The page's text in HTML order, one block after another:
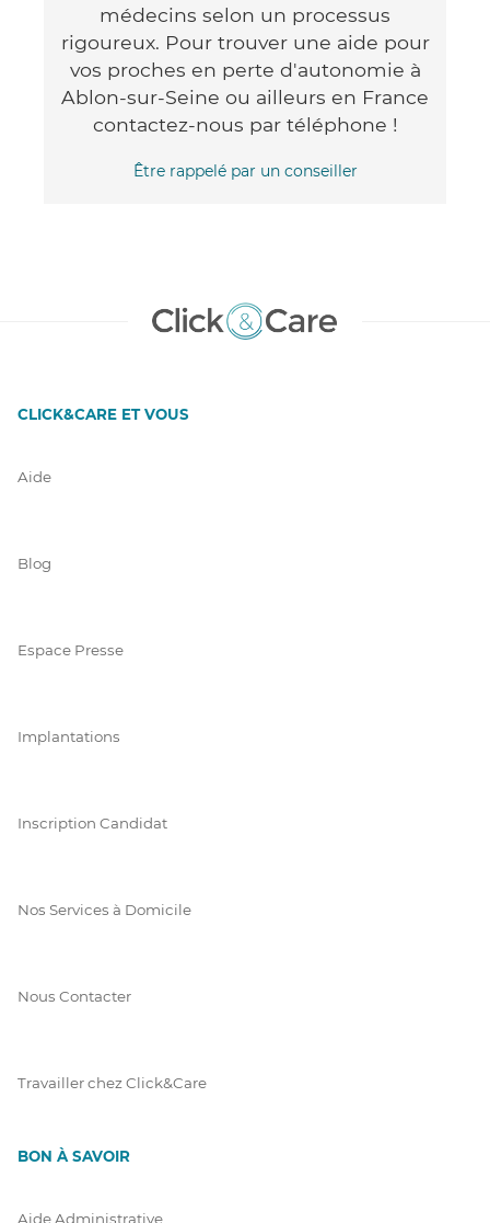
médecins selon un processus
rigoureux. Pour trouver une aide pour
vos proches en perte d'autonomie à
Ablon-sur-Seine ou ailleurs en France
contactez-nous par téléphone !
Être rappelé par un conseiller
CLICK&CARE ET VOUS
Aide
Blog
Espace Presse
Implantations
Inscription Candidat
Nos Services à Domicile
Nous Contacter
Travailler chez Click&Care
BON À SAVOIR
Aide Administrative